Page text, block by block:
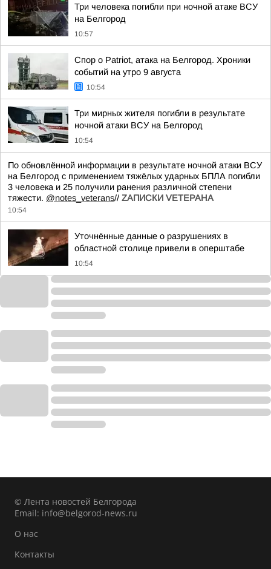
Три человека погибли при ночной атаке ВСУ
на Белгород
10:57
Спор о Patriot, атака на Белгород. Хроники
событий на утро 9 августа
10:54
Три мирных жителя погибли в результате
ночной атаки ВСУ на Белгород
10:54
По обновлённой информации в результате ночной атаки ВСУ
на Белгород с применением тяжёлых ударных БПЛА погибли
3 человека и 25 получили ранения различной степени
тяжести. @notes_veterans// ZАПИСКИ VЕТЕРАНА
10:54
Уточнённые данные о разрушениях в
областной столице привели в оперштабе
10:54
© Лента новостей Белгорода
Email: info@belgorod-news.ru
О нас
Контакты